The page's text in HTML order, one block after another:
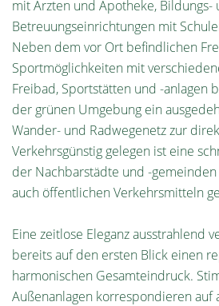
mit Ärzten und Apotheke, Bildungs-
Betreuungseinrichtungen mit
Neben dem vor Ort befindlichen
Sportmöglichkeiten mit
Freibad, Sportstätten und -anlagen
der grünen Umgebung ein
Wander- und Radwegenetz zur
Verkehrsgünstig gelegen ist eine
der Nachbarstädte und -
auch öffentlichen Verkehrsmitteln
Eine zeitlose Eleganz ausstrahlend
bereits auf den ersten Blick einen
harmonischen Gesamteindruck.
Außenanlagen korrespondieren auf